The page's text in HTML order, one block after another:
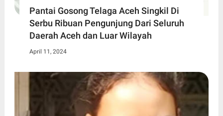
Pantai Gosong Telaga Aceh Singkil Di
Serbu Ribuan Pengunjung Dari Seluruh
Daerah Aceh dan Luar Wilayah
April 11, 2024